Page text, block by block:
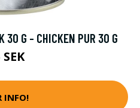
30 G - CHICKEN PUR 30 G
INFO!